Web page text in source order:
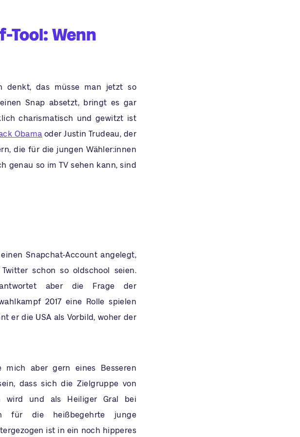
Tool: Wenn
denkt, das müsse man jetzt so
Snap absetzt, bringt es gar
charismatisch und gewitzt ist
Obama oder Justin Trudeau, der
die für die jungen Wähler:innen
genau so im TV sehen kann, sind
Snapchat-Account angelegt,
schon so oldschool seien.
aber die Frage der
2017 eine Rolle spielen
er die USA als Vorbild, woher der
aber gern eines Besseren
dass sich die Zielgruppe von
wird und als Heiliger Gral bei
für die heißbegehrte junge
ist in ein noch hipperes